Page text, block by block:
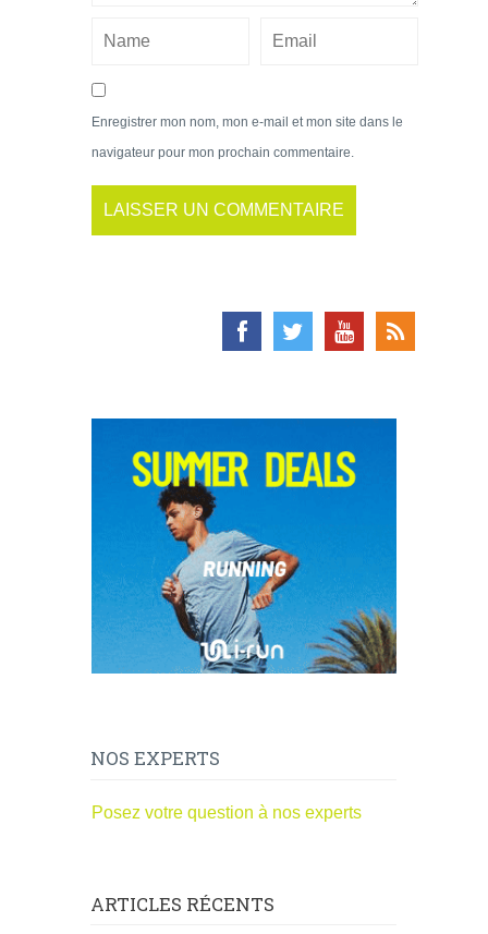
Enregistrer mon nom, mon e-mail et mon site dans le
navigateur pour mon prochain commentaire.
NOS EXPERTS
Posez votre question à nos experts
ARTICLES RÉCENTS